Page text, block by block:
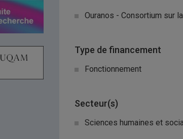
Ouranos - Consortium sur
Type de financement
Fonctionnement
Secteur(s)
Sciences humaines et